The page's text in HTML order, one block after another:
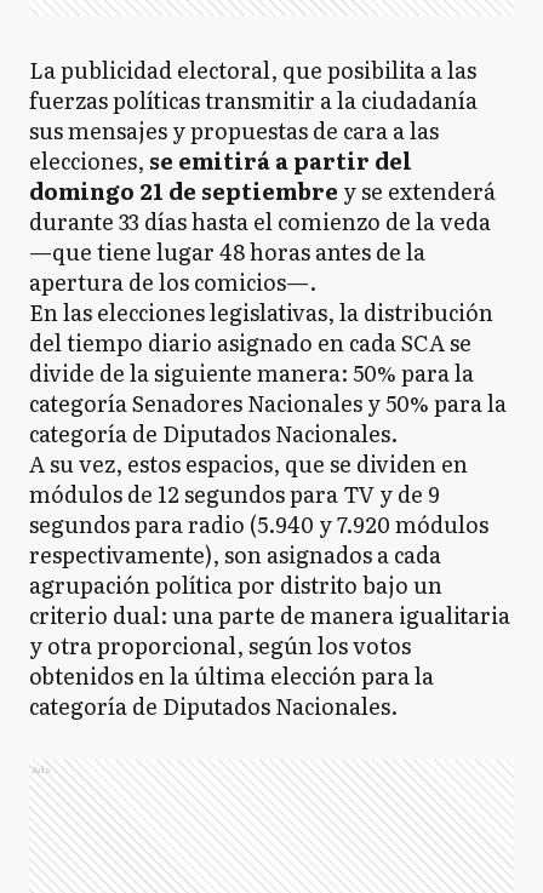
La publicidad electoral, que posibilita a las
fuerzas políticas transmitir a la ciudadanía
sus mensajes y propuestas de cara a las
elecciones, se emitirá a partir del
domingo 21 de septiembre y se extenderá
durante 33 días hasta el comienzo de la veda
—que tiene lugar 48 horas antes de la
apertura de los comicios—.
En las elecciones legislativas, la distribución
del tiempo diario asignado en cada SCA se
divide de la siguiente manera: 50% para la
categoría Senadores Nacionales y 50% para la
categoría de Diputados Nacionales.
A su vez, estos espacios, que se dividen en
módulos de 12 segundos para TV y de 9
segundos para radio (5.940 y 7.920 módulos
respectivamente), son asignados a cada
agrupación política por distrito bajo un
criterio dual: una parte de manera igualitaria
y otra proporcional, según los votos
obtenidos en la última elección para la
categoría de Diputados Nacionales.
Ads